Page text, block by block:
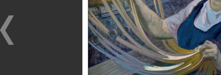
Музей-мемориал В. И. Ленина
Мемориальные музеи семьи
Ульяновых
«Домики на Стрелецкой»